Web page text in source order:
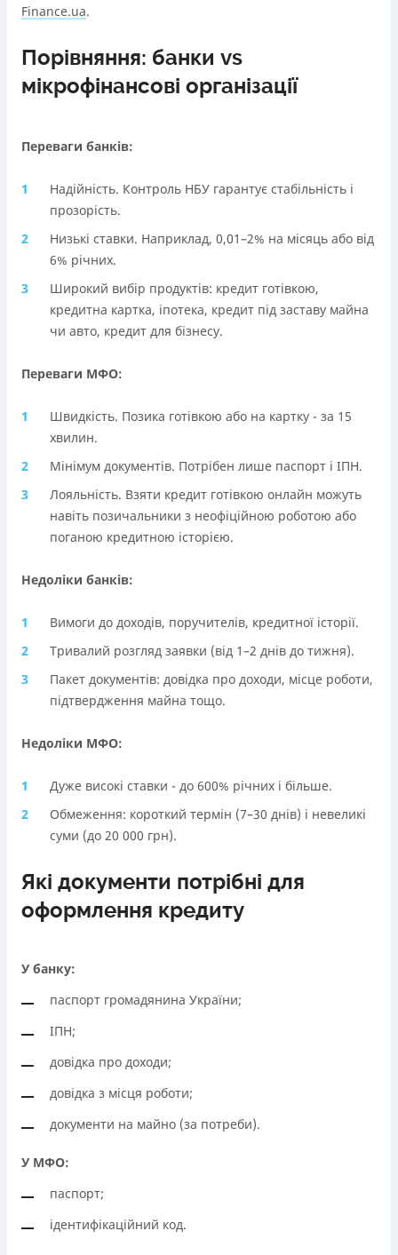
Finance.ua.
Порівняння: банки vs
мікрофінансові організації
Переваги банків:
Надійність. Контроль НБУ гарантує стабільність і
прозорість.
Низькі ставки. Наприклад, 0,01–2% на місяць або від
6% річних.
Широкий вибір продуктів: кредит готівкою,
кредитна картка, іпотека, кредит під заставу майна
чи авто, кредит для бізнесу.
Переваги МФО:
Швидкість. Позика готівкою або на картку - за 15
хвилин.
Мінімум документів. Потрібен лише паспорт і ІПН.
Лояльність. Взяти кредит готівкою онлайн можуть
навіть позичальники з неофіційною роботою або
поганою кредитною історією.
Недоліки банків:
Вимоги до доходів, поручителів, кредитної історії.
Тривалий розгляд заявки (від 1–2 днів до тижня).
Пакет документів: довідка про доходи, місце роботи,
підтвердження майна тощо.
Недоліки МФО:
Дуже високі ставки - до 600% річних і більше.
Обмеження: короткий термін (7–30 днів) і невеликі
суми (до 20 000 грн).
Які документи потрібні для
оформлення кредиту
У банку:
паспорт громадянина України;
ІПН;
довідка про доходи;
довідка з місця роботи;
документи на майно (за потреби).
У МФО:
паспорт;
ідентифікаційний код.